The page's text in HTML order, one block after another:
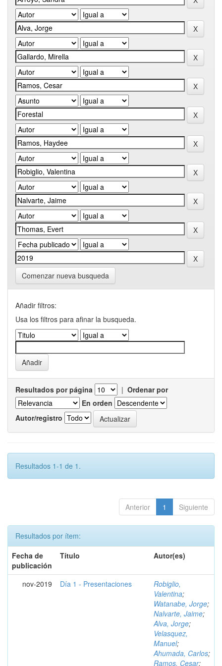
Comenzar nueva busqueda
Añadir filtros:
Usa los filtros para afinar la busqueda.
Resultados por página | Ordenar por
En orden
Autor/registro
Resultados 1-1 de 1.
Anterior 1 Siguiente
Resultados por ítem:
Fecha de
publicación
Título Autor(es)
nov-2019 Día 1 - Presentaciones
Robiglio,
Valentina;
Watanabe, Jorge;
Nalvarte, Jaime;
Alva, Jorge;
Velasquez,
Manuel;
Ahumada, Carlos;
Ramos, Cesar;